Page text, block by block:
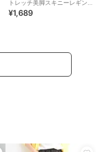
トレッチ美脚スキニーレギン
スパンツ
¥1,689